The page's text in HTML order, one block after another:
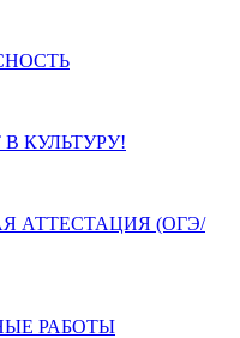
КУЛЬТУРУ!
АТТЕСТАЦИЯ (ОГЭ/
РАБОТЫ